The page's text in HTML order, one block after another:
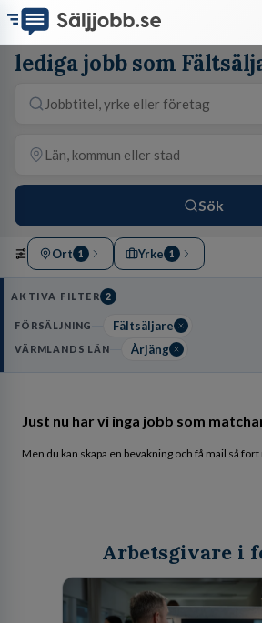
lediga jobb som
Sök
Ort 1 Yrke 1
AKTIVA FILTER 2
FÖRSÄLJNING Fältsäljare
VÄRMLANDS LÄN Årjäng
Just nu har vi inga jobb som
Men du kan skapa en bevakning och få mail så
Arbetsgivare i